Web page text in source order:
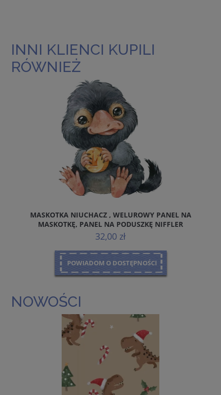
INNI KLIENCI KUPILI
RÓWNIEŻ
MASKOTKA NIUCHACZ , WELUROWY PANEL NA
MASKOTKĘ, PANEL NA PODUSZKĘ NIFFLER
32,00 zł
POWIADOM O DOSTĘPNOŚCI
NOWOŚCI